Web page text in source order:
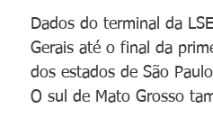
Dados do terminal da
Gerais até o final da
dos estados de São
O sul de Mato Grosso